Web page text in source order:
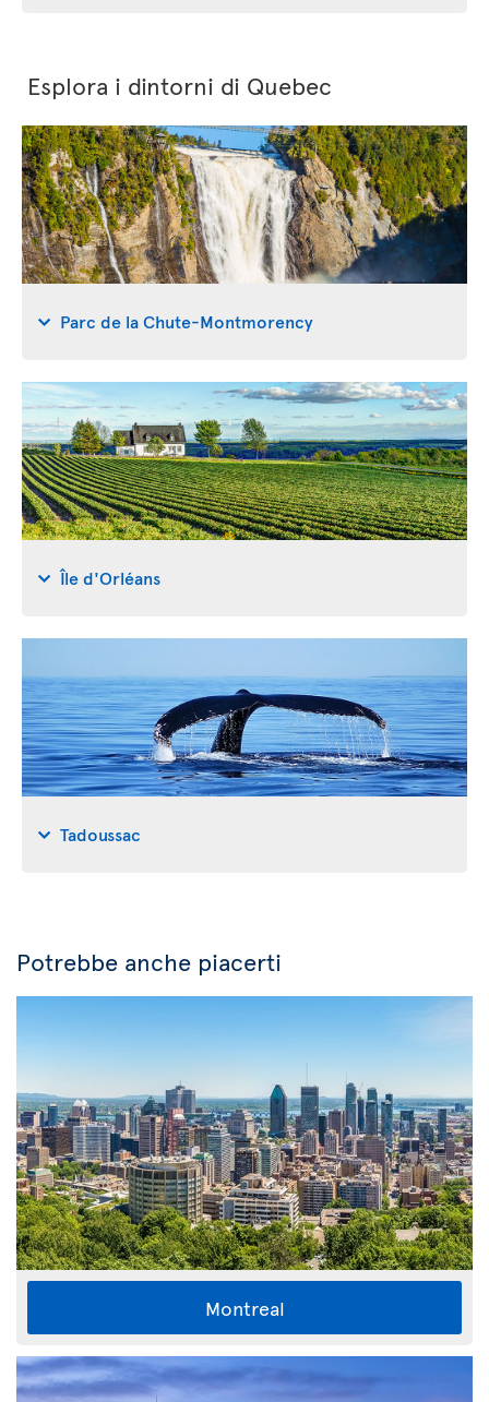
Esplora i dintorni di Quebec
Parc de la Chute-Montmorency
Île d'Orléans
Tadoussac
Potrebbe anche piacerti
Montreal